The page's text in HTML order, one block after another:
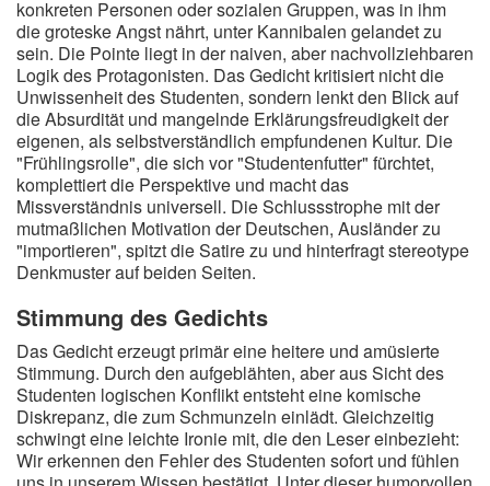
konkreten Personen oder sozialen Gruppen, was in ihm
die groteske Angst nährt, unter Kannibalen gelandet zu
sein. Die Pointe liegt in der naiven, aber nachvollziehbaren
Logik des Protagonisten. Das Gedicht kritisiert nicht die
Unwissenheit des Studenten, sondern lenkt den Blick auf
die Absurdität und mangelnde Erklärungsfreudigkeit der
eigenen, als selbstverständlich empfundenen Kultur. Die
"Frühlingsrolle", die sich vor "Studentenfutter" fürchtet,
komplettiert die Perspektive und macht das
Missverständnis universell. Die Schlussstrophe mit der
mutmaßlichen Motivation der Deutschen, Ausländer zu
"importieren", spitzt die Satire zu und hinterfragt stereotype
Denkmuster auf beiden Seiten.
Stimmung des Gedichts
Das Gedicht erzeugt primär eine heitere und amüsierte
Stimmung. Durch den aufgeblähten, aber aus Sicht des
Studenten logischen Konflikt entsteht eine komische
Diskrepanz, die zum Schmunzeln einlädt. Gleichzeitig
schwingt eine leichte Ironie mit, die den Leser einbezieht:
Wir erkennen den Fehler des Studenten sofort und fühlen